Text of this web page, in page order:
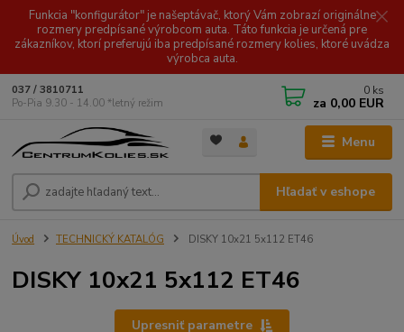
Funkcia "konfigurátor" je našeptávač, ktorý Vám zobrazí originálne
rozmery predpísané výrobcom auta. Táto funkcia je určená pre
zákazníkov, ktorí preferujú iba predpísané rozmery kolies, ktoré uvádza
výrobca auta.
Menu
Hľadať v eshope
037 / 3810711
Po-Pia 9.30 - 14.00 *letný režim
0 ks
za 0,00 EUR
Úvod TECHNICKÝ KATALÓG DISKY 10x21 5x112 ET46
DISKY 10x21 5x112 ET46
Upresniť parametre